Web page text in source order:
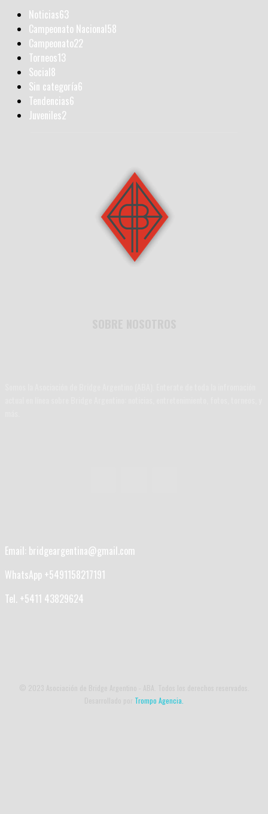
Noticias63
Campeonato Nacional58
Campeonato22
Torneos13
Social8
Sin categoría6
Tendencias6
Juveniles2
Email: bridgeargentina@gmail.com
WhatsApp +5491158217191
Tel. +5411 43829624
Trompo Agencia.